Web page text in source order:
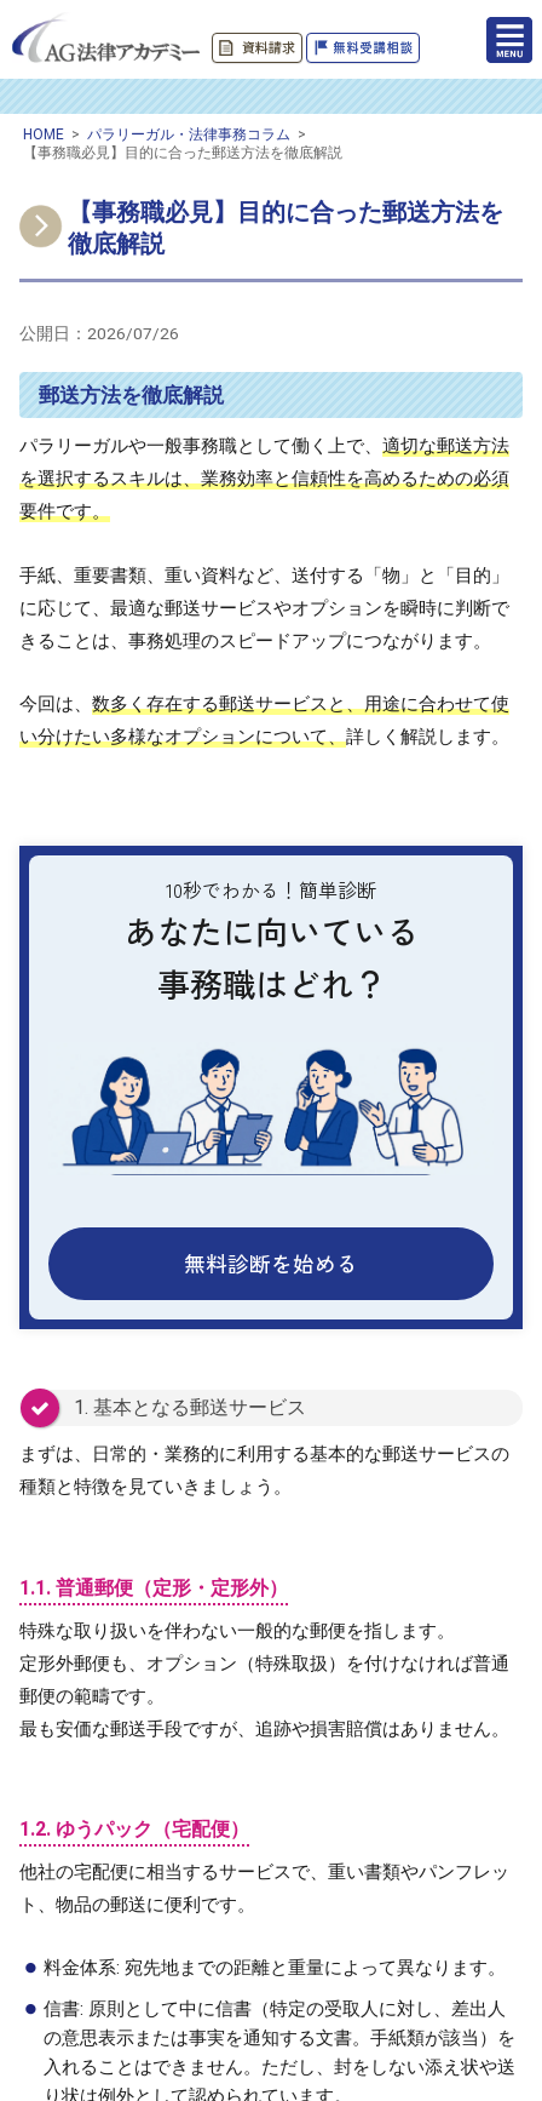
HOME > パラリーガル・法律事務コラム >
【事務職必見】目的に合った郵送方法を徹底解説
【事務職必見】目的に合った郵送方法を
徹底解説
公開日： 2026/07/26
郵送方法を徹底解説
パラリーガルや一般事務職として働く上で、 適切な郵送方法
を選択するスキルは、業務効率と信頼性を高めるための必須
要件です。
手紙、重要書類、重い資料など、送付する「物」と「目的」
に応じて、最適な郵送サービスやオプションを瞬時に判断で
きることは、事務処理のスピードアップにつながります。
今回は、 数多く存在する郵送サービスと、用途に合わせて使
い分けたい多様なオプションについて、詳しく解説します。
10秒でわかる！簡単診断
あなたに向いている
事務職はどれ？
無料診断を始める
1. 基本となる郵送サービス
まずは、日常的・業務的に利用する基本的な郵送サービスの
種類と特徴を見ていきましょう。
1.1. 普通郵便（定形・定形外）
特殊な取り扱いを伴わない一般的な郵便を指します。
定形外郵便も、オプション（特殊取扱）を付けなければ普通
郵便の範疇です。
最も安価な郵送手段ですが、追跡や損害賠償はありません。
1.2. ゆうパック（宅配便）
他社の宅配便に相当するサービスで、重い書類やパンフレッ
ト、物品の郵送に便利です。
料金体系: 宛先地までの距離と重量によって異なります。
信書: 原則として中に信書（特定の受取人に対し、差出人
の意思表示または事実を通知する文書。手紙類が該当）を
入れることはできません。ただし、封をしない添え状や送
り状は例外として認められています。